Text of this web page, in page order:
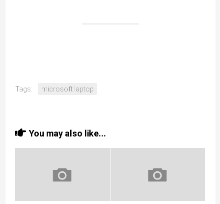
Tags: microsoft laptop
You may also like...